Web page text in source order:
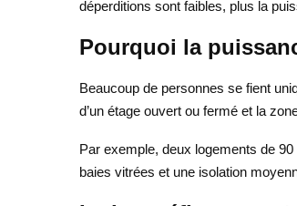
déperditions sont faibles, plus la
Pourquoi la
Beaucoup de personnes se fient
d’un étage ouvert ou fermé et la
Par exemple, deux logements de
baies vitrées et une isolation